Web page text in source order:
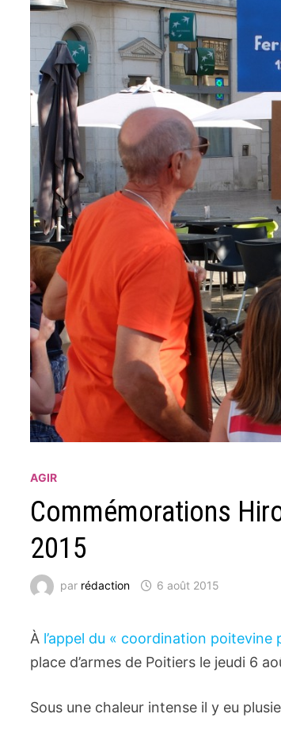
AGIR
Commémorations
2015
par rédaction 6 août 2015
À l’appel du « coor­di­na­tion poite­vine
place d’armes de Poitiers le jeudi 6
Sous une chaleur intense il y eu